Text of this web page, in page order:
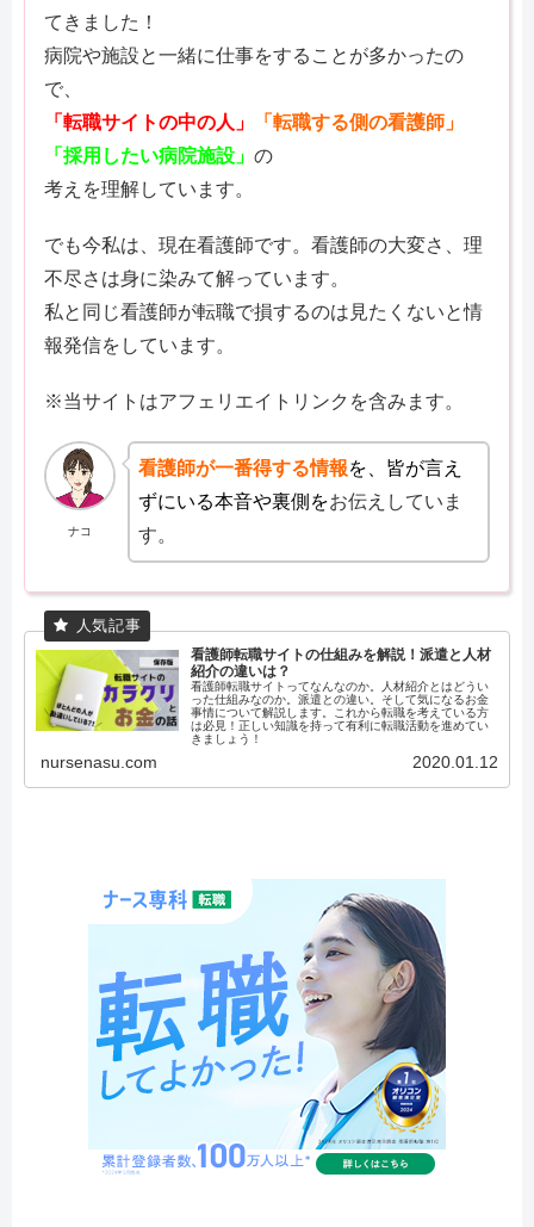
てきました！
病院や施設と一緒に仕事をすることが多かったの
で、
「転職サイトの中の人」
「転職する側の看護師」
「採用したい病院施設」 の
考えを理解しています。
でも今私は、現在看護師です。看護師の大変さ、理
不尽さは身に染みて解っています。
私と同じ看護師が転職で損するのは見たくないと情
報発信をしています。
※当サイトはアフェリエイトリンクを含みます。
ナコ
看護師が一番得する情報を、皆が言え
ずにいる本音や裏側をお伝えしていま
す。
看護師転職サイトの仕組みを解説！派遣と人材
紹介の違いは？
看護師転職サイトってなんなのか。人材紹介とはどうい
った仕組みなのか。派遣との違い。そして気になるお金
事情について解説します。これから転職を考えている方
は必見！正しい知識を持って有利に転職活動を進めてい
きましょう！
nursenasu.com 2020.01.12